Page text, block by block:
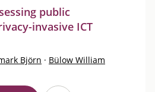
public
invasive ICT
Björn · Bülow William